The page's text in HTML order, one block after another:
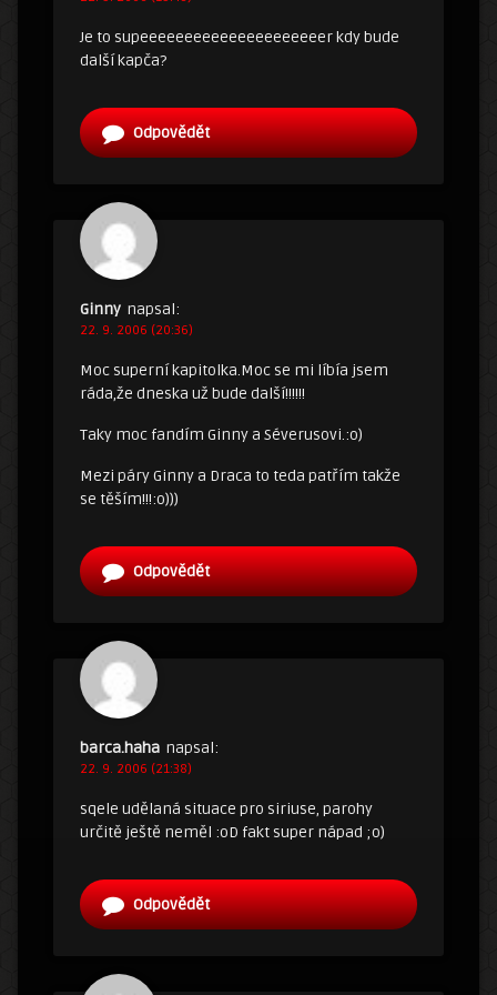
Je to supeeeeeeeeeeeeeeeeeeeeer kdy bude
další kapča?
Odpovědět
Ginny napsal:
22. 9. 2006 (20:36)
Moc superní kapitolka.Moc se mi líbía jsem
ráda,že dneska už bude další!!!!!!
Taky moc fandím Ginny a Séverusovi.:o)
Mezi páry Ginny a Draca to teda patřím takže
se těším!!!:o)))
Odpovědět
barca.haha napsal:
22. 9. 2006 (21:38)
sqele udělaná situace pro siriuse, parohy
určitě ještě neměl :oD fakt super nápad ;o)
Odpovědět